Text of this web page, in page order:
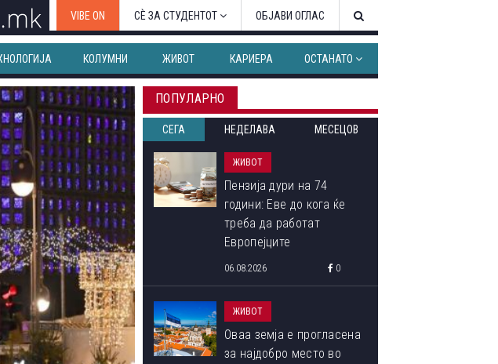
VIBE ON СЀ ЗА СТУДЕНТОТ ОБЈАВИ ОГЛАС
КОЛУМНИ ЖИВОТ КАРИЕРА ОСТАНАТО
ПОПУЛАРНО
СЕГА НЕДЕЛАВА МЕСЕЦОВ
ЖИВОТ
Пензија дури на 74
години: Еве до кога ќе
треба да работат
Европејците
06.08.2026 0
ЖИВОТ
Оваа земја е прогласена
за најдобро место во